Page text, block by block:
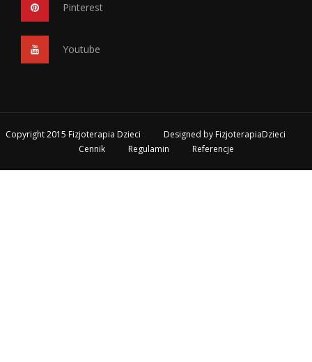
Pinterest
Youtube
Copyright 2015 Fizjoterapia Dzieci Designed by FizjoterapiaDzieci
Cennik
Regulamin Referencje